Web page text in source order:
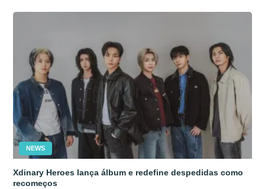
NEWS
Xdinary Heroes lança álbum e redefine despedidas como
recomeços